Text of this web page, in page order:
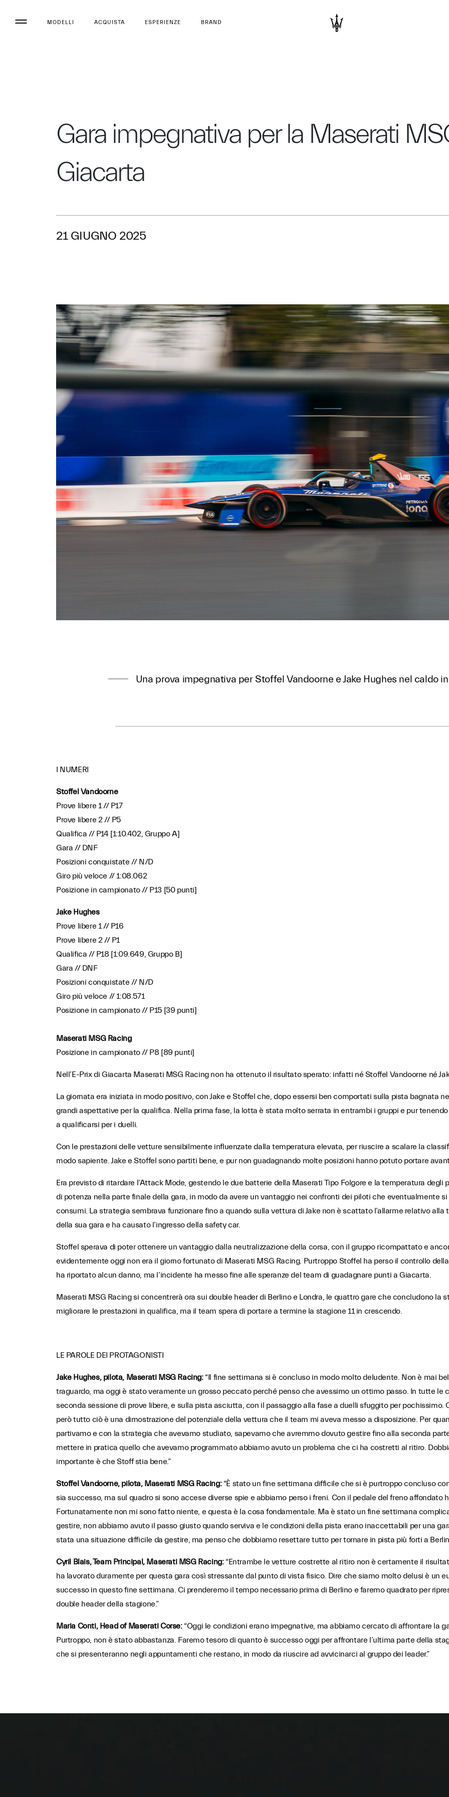
MODELLI ACQUISTA ESPERIENZE BRAND
Gara impegnativa per la Maserati
Giacarta
21 GIUGNO 2025
Una prova impegnativa per Stoffel Vandoorne e Jake Hughes nel caldo
I NUMERI
Stoffel Vandoorne
Prove libere 1 // P17
Prove libere 2 // P5
Qualifica // P14 [1:10.402, Gruppo A]
Gara // DNF
Posizioni conquistate // N/D
Giro più veloce // 1:08.062
Posizione in campionato // P13 [50 punti]
Jake Hughes
Prove libere 1 // P16
Prove libere 2 // P1
Qualifica // P18 [1:09.649, Gruppo B]
Gara // DNF
Posizioni conquistate // N/D
Giro più veloce // 1:08.571
Posizione in campionato // P15 [39 punti]
Maserati MSG Racing
Posizione in campionato // P8 [89 punti]
Nell’E-Prix di Giacarta Maserati MSG Racing non ha ottenuto il risultato sperato: infatti né Stoffel Vandoorne né
La giornata era iniziata in modo positivo, con Jake e Stoffel che, dopo essersi ben comportati sulla pista bagnata
grandi aspettative per la qualifica. Nella prima fase, la lotta è stata molto serrata in entrambi i gruppi e pur
a qualificarsi per i duelli.
Con le prestazioni delle vetture sensibilmente influenzate dalla temperatura elevata, per riuscire a scalare la
modo sapiente. Jake e Stoffel sono partiti bene, e pur non guadagnando molte posizioni hanno potuto portare
Era previsto di ritardare l’Attack Mode, gestendo le due batterie della Maserati Tipo Folgore e la temperatura
di potenza nella parte finale della gara, in modo da avere un vantaggio nei confronti dei piloti che eventualmente
consumi. La strategia sembrava funzionare fino a quando sulla vettura di Jake non è scattato l’allarme relativo
della sua gara e ha causato l’ingresso della safety car.
Stoffel sperava di poter ottenere un vantaggio dalla neutralizzazione della corsa, con il gruppo ricompattato e
evidentemente oggi non era il giorno fortunato di Maserati MSG Racing. Purtroppo Stoffel ha perso il controllo
ha riportato alcun danno, ma l’incidente ha messo fine alle speranze del team di guadagnare punti a Giacarta.
Maserati MSG Racing si concentrerà ora sui double header di Berlino e Londra, le quattro gare che concludono la
migliorare le prestazioni in qualifica, ma il team spera di portare a termine la stagione 11 in crescendo.
LE PAROLE DEI PROTAGONISTI
Jake Hughes, pilota, Maserati MSG Racing:“Il fine settimana si è concluso in modo molto deludente. Non è mai
traguardo, ma oggi è stato veramente un grosso peccato perché penso che avessimo un ottimo passo. In tutte le
seconda sessione di prove libere, e sulla pista asciutta, con il passaggio alla fase a duelli sfuggito per pochissimo.
però tutto ciò è una dimostrazione del potenziale della vettura che il team mi aveva messo a disposizione. Per
partivamo e con la strategia che avevamo studiato, sapevamo che avremmo dovuto gestire fino alla seconda
mettere in pratica quello che avevamo programmato abbiamo avuto un problema che ci ha costretti al ritiro.
importante è che Stoff stia bene.”
Stoffel Vandoorne, pilota, Maserati MSG Racing:“È stato un fine settimana difficile che si è purtroppo concluso
sia successo, ma sul quadro si sono accese diverse spie e abbiamo perso i freni. Con il pedale del freno affondato
Fortunatamente non mi sono fatto niente, e questa è la cosa fondamentale. Ma è stato un fine settimana
gestire, non abbiamo avuto il passo giusto quando serviva e le condizioni della pista erano inaccettabili per una
stata una situazione difficile da gestire, ma penso che dobbiamo resettare tutto per tornare in pista più forti a
Cyril Blais, Team Principal, Maserati MSG Racing:“Entrambe le vetture costrette al ritiro non è certamente il
ha lavorato duramente per questa gara così stressante dal punto di vista fisico. Dire che siamo molto delusi è un
successo in questo fine settimana. Ci prenderemo il tempo necessario prima di Berlino e faremo quadrato per
double header della stagione.”
Maria Conti, Head of Maserati Corse: “Oggi le condizioni erano impegnative, ma abbiamo cercato di affrontare la
Purtroppo, non è stato abbastanza. Faremo tesoro di quanto è successo oggi per affrontare l’ultima parte della
che si presenteranno negli appuntamenti che restano, in modo da riuscire ad avvicinarci al gruppo dei leader.”